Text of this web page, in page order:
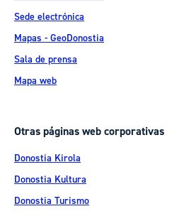
Sede electrónica
Mapas - GeoDonostia
Sala de prensa
Mapa web
Otras páginas web corporativas
Donostia Kirola
Donostia Kultura
Donostia Turismo